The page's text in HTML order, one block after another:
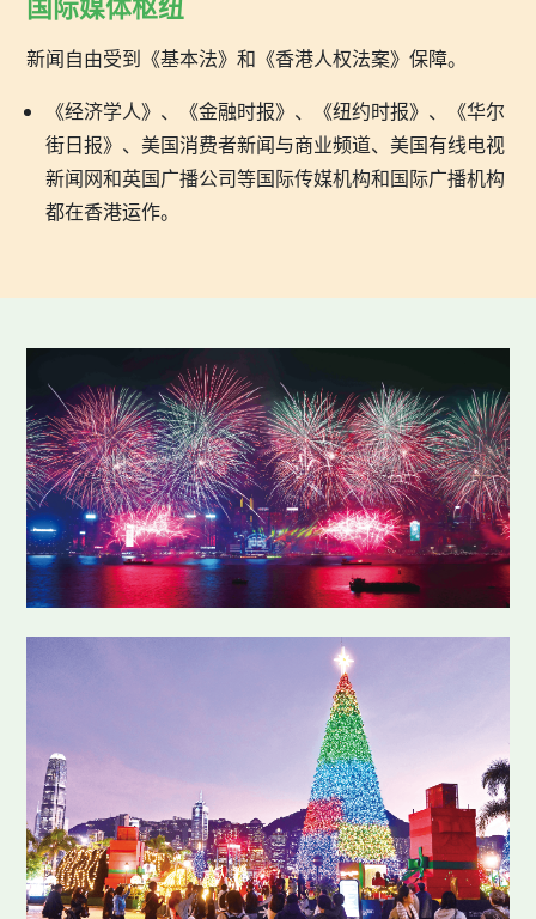
国际媒体枢纽
新闻自由受到《基本法》和《香港人权法案》保障。
《经济学人》、《金融时报》、《纽约时报》、《华尔
街日报》、美国消费者新闻与商业频道、美国有线电视
新闻网和英国广播公司等国际传媒机构和国际广播机构
都在香港运作。